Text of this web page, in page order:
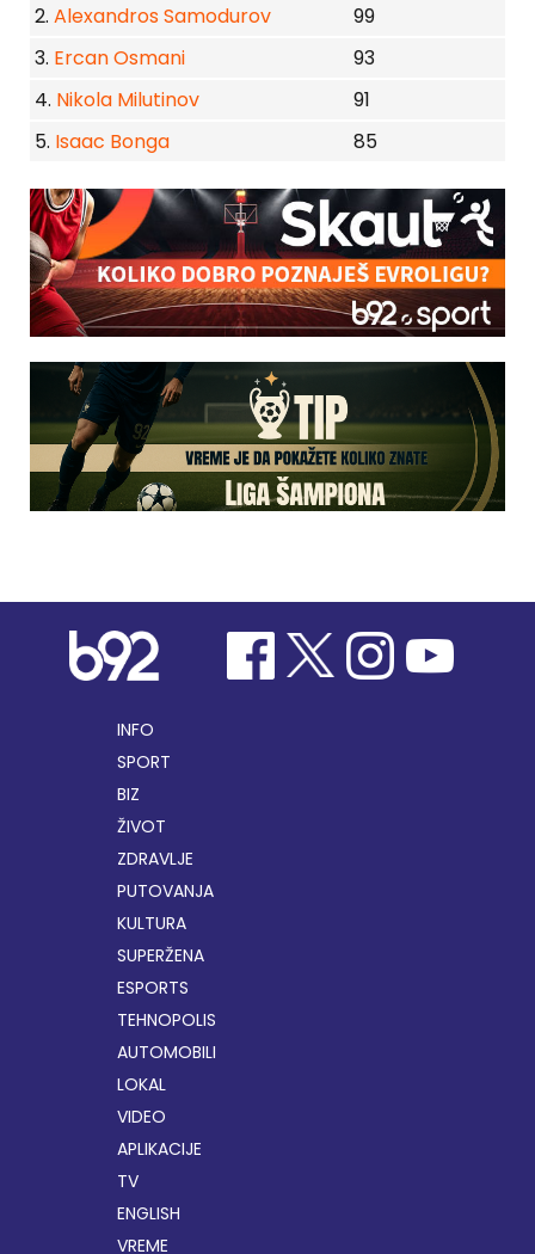
2. Alexandros Samodurov
99
3. Ercan Osmani
93
4. Nikola Milutinov
91
5. Isaac Bonga 85
INFO
SPORT
BIZ
ŽIVOT
ZDRAVLJE
PUTOVANJA
KULTURA
SUPERŽENA
ESPORTS
TEHNOPOLIS
AUTOMOBILI
LOKAL
VIDEO
APLIKACIJE
TV
ENGLISH
VREME